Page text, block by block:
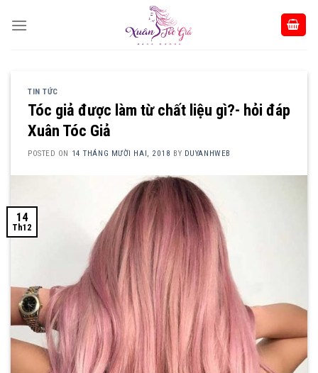
TIN TỨC
Tóc giả được làm từ chất liệu gì?- hỏi đáp
Xuân Tóc Giả
POSTED ON 14 THÁNG MƯỜI HAI, 2018 BY DUYANHWEB
14
Th12